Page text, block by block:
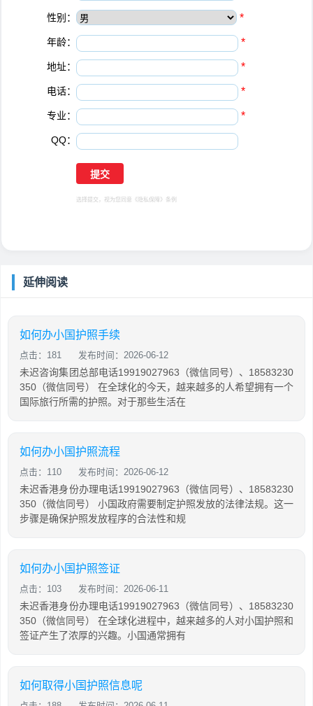
性别： *
年龄： *
地址： *
电话： *
专业： *
QQ：
选择提交，视为您同意 《隐私保障》 条例
延伸阅读
如何办小国护照手续
点击：181 发布时间：2026-06-12
未迟咨询集团总部电话19919027963（微信同号）、18583230
350（微信同号） 在全球化的今天，越来越多的人希望拥有一个
国际旅行所需的护照。对于那些生活在
如何办小国护照流程
点击：110 发布时间：2026-06-12
未迟香港身份办理电话19919027963（微信同号）、18583230
350（微信同号） 小国政府需要制定护照发放的法律法规。这一
步骤是确保护照发放程序的合法性和规
如何办小国护照签证
点击：103 发布时间：2026-06-11
未迟香港身份办理电话19919027963（微信同号）、18583230
350（微信同号） 在全球化进程中，越来越多的人对小国护照和
签证产生了浓厚的兴趣。小国通常拥有
如何取得小国护照信息呢